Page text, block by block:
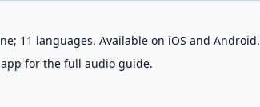
11 languages. Available on iOS and Android.
for the full audio guide.